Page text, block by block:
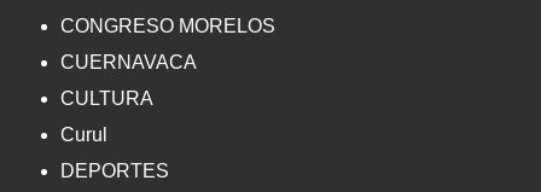
CONGRESO MORELOS
CUERNAVACA
CULTURA
Curul
DEPORTES